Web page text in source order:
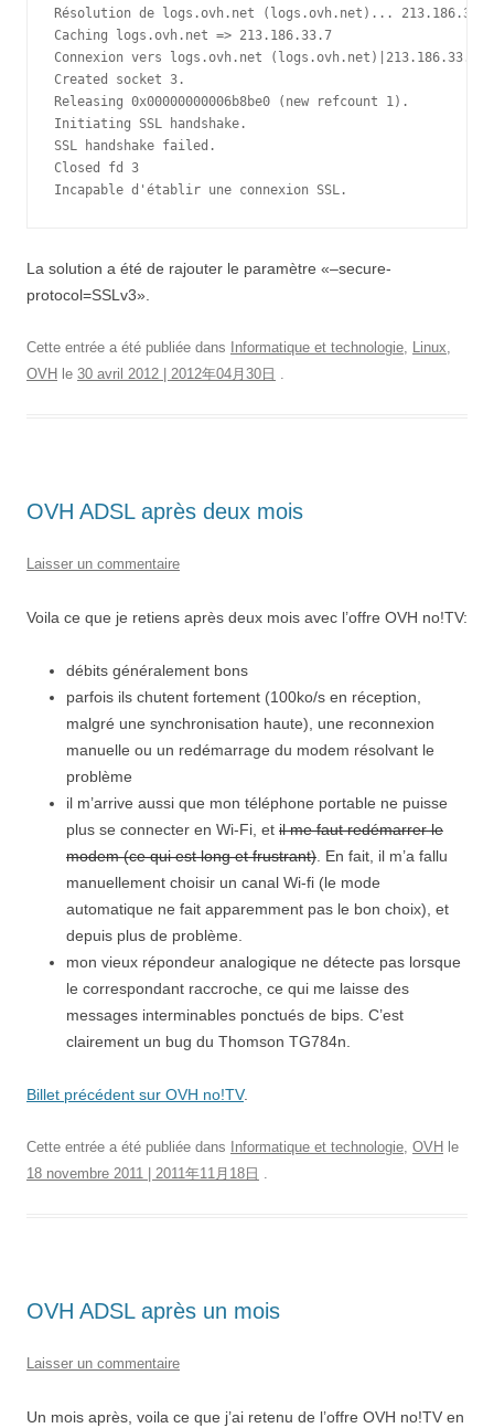
Résolution de logs.ovh.net (logs.ovh.net)... 213.186.33.7
Caching logs.ovh.net => 213.186.33.7
Connexion vers logs.ovh.net
Created socket 3.
Releasing 0x00000000006b8be0 (new refcount 1).
Initiating SSL handshake.
SSL handshake failed.
Closed fd 3
Incapable d'établir une connexion SSL.
La solution a été de rajouter le paramètre «–secure-
protocol=SSLv3».
Cette entrée a été publiée dans Informatique et technologie, Linux,
OVH le 30 avril 2012 | 2012年04月30日 .
OVH ADSL après deux mois
Laisser un commentaire
Voila ce que je retiens après deux mois avec l’offre OVH no!TV:
débits généralement bons
parfois ils chutent fortement (100ko/s en réception,
malgré une synchronisation haute), une reconnexion
manuelle ou un redémarrage du modem résolvant le
problème
il m’arrive aussi que mon téléphone portable ne puisse
plus se connecter en Wi-Fi, et il me faut redémarrer le
modem (ce qui est long et frustrant) . En fait, il m’a fallu
manuellement choisir un canal Wi-fi (le mode
automatique ne fait apparemment pas le bon choix), et
depuis plus de problème.
mon vieux répondeur analogique ne détecte pas lorsque
le correspondant raccroche, ce qui me laisse des
messages interminables ponctués de bips. C’est
clairement un bug du Thomson TG784n.
Billet précédent sur OVH no!TV.
Cette entrée a été publiée dans Informatique et technologie, OVH le
18 novembre 2011 | 2011年11月18日 .
OVH ADSL après un mois
Laisser un commentaire
Un mois après, voila ce que j’ai retenu de l’offre OVH no!TV en